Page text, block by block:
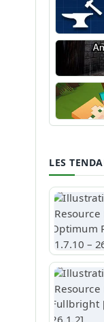
Minecraft Forge
Shaders Minecraft
Guide Minecraft
LES